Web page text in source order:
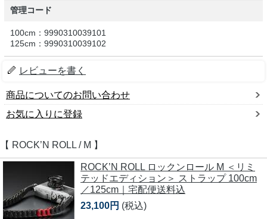
管理コード
100cm：9990310039101
125cm：9990310039102
レビューを書く
商品についてのお問い合わせ
お気に入りに登録
【 ROCK’N ROLL / M 】
ROCK’N ROLL ロックンロール M ＜リミ
テッドエディション＞ ストラップ 100cm
／125cm｜宅配便送料込
23,100円 (税込)